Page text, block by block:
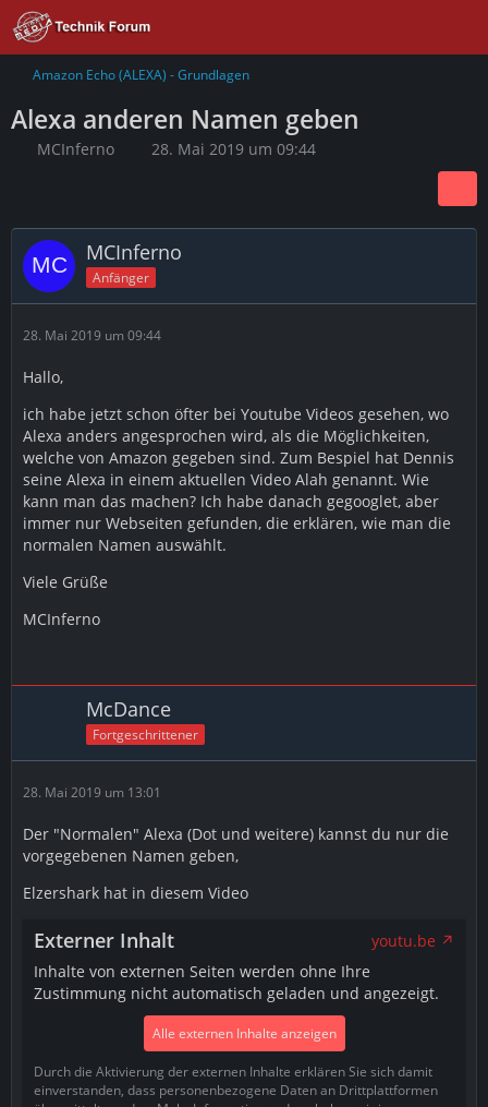
Amazon Echo (ALEXA) - Grundlagen
Alexa anderen Namen geben
MCInferno 28. Mai 2019 um 09:44
MCInferno
Anfänger
28. Mai 2019 um 09:44
Hallo,
ich habe jetzt schon öfter bei Youtube Videos gesehen, wo
Alexa anders angesprochen wird, als die Möglichkeiten,
welche von Amazon gegeben sind. Zum Bespiel hat Dennis
seine Alexa in einem aktuellen Video Alah genannt. Wie
kann man das machen? Ich habe danach gegooglet, aber
immer nur Webseiten gefunden, die erklären, wie man die
normalen Namen auswählt.
Viele Grüße
MCInferno
McDance
Fortgeschrittener
28. Mai 2019 um 13:01
Der "Normalen" Alexa (Dot und weitere) kannst du nur die
vorgegebenen Namen geben,
Elzershark hat in diesem Video
Externer Inhalt
youtu.be
Inhalte von externen Seiten werden ohne Ihre
Zustimmung nicht automatisch geladen und angezeigt.
Alle externen Inhalte anzeigen
Durch die Aktivierung der externen Inhalte erklären Sie sich damit
einverstanden, dass personenbezogene Daten an Drittplattformen